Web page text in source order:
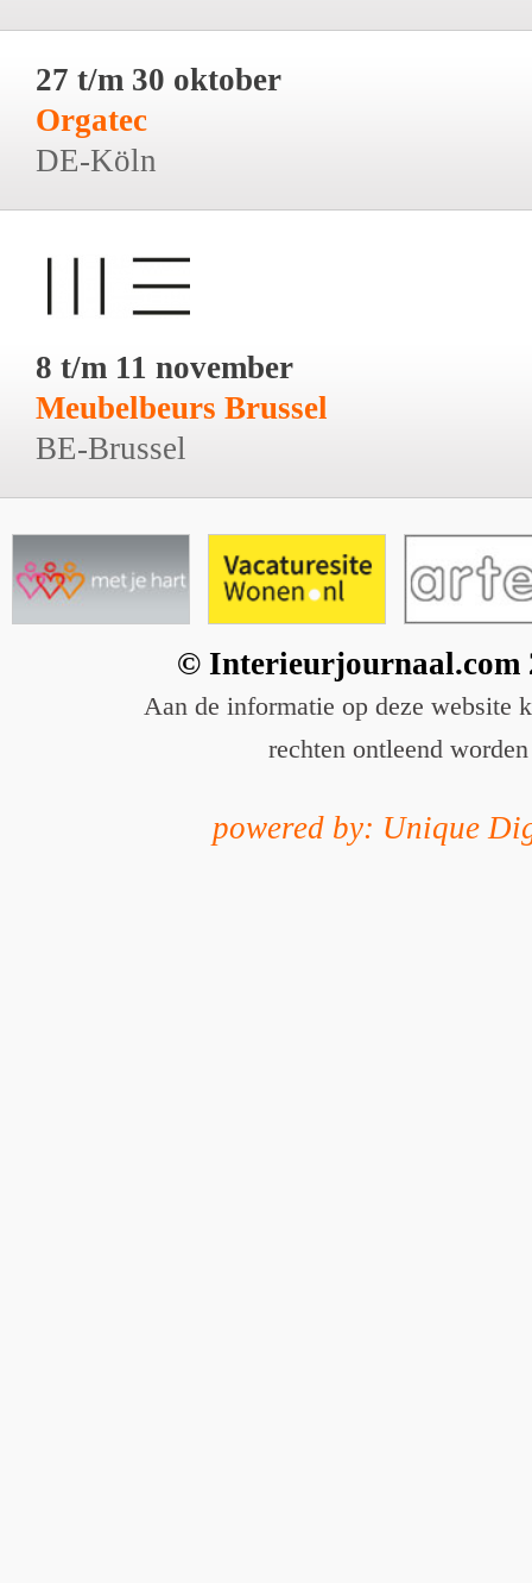
27 t/m 30 oktober
Orgatec
DE-Köln
8 t/m 11 november
Meubelbeurs Brussel
BE-Brussel
© Interieurjournaal.com
Aan de informatie op deze website
rechten ontleend worden
powered by: Unique